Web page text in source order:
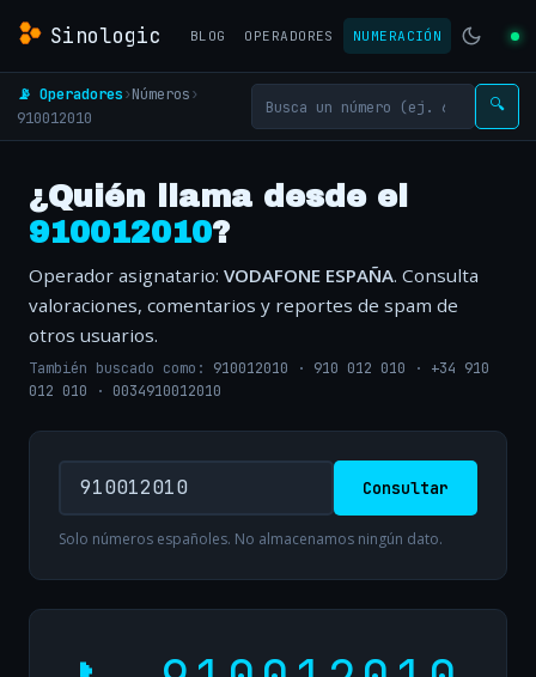
Sinologic BLOG OPERADORES NUMERACIÓN
📡 Operadores›Números›
910012010
🔍
¿Quién llama desde el
910012010?
Operador asignatario: VODAFONE ESPAÑA. Consulta
valoraciones, comentarios y reportes de spam de
otros usuarios.
También buscado como: 910012010 · 910 012 010 · +34 910
012 010 · 0034910012010
Consultar
Solo números españoles. No almacenamos ningún dato.